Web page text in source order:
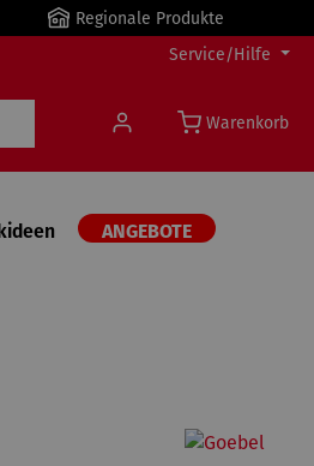
Regionale Produkte
Service/Hilfe
Warenkorb
ANGEBOTE